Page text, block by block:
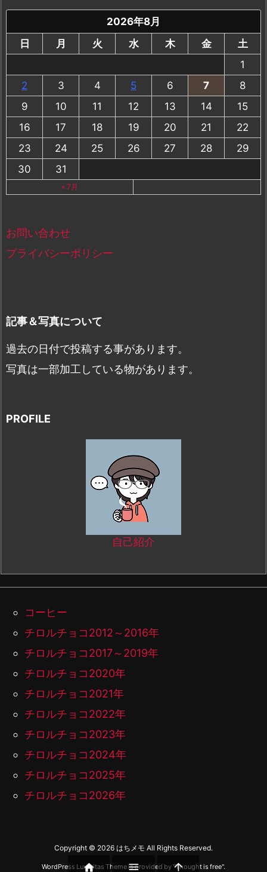
2026年8月
日
月 火 水 木 金
土
1
2
3 4 5 6 7
8
9
10 11 12 13 14
15
16
17 18 19 20 21
22
23
24 25 26 27 28
29
30
31
« 7月
お問い合わせ
プライバシーポリシー
記事＆写真について
過去の日付で投稿する事があります。
写真は一部加工している物があります。
PROFILE
自己紹介
コーヒー
チロルチョコ2012～2016年
チロルチョコ2017～2019年
チロルチョコ2020年
チロルチョコ2021年
チロルチョコ2022年
チロルチョコ2023年
チロルチョコ2024年
チロルチョコ2025年
チロルチョコ2026年
Copyright © 2026 はちメモ All Rights Reserved.
WordPress Luxeritas Theme is provided by "Thought is free".
  